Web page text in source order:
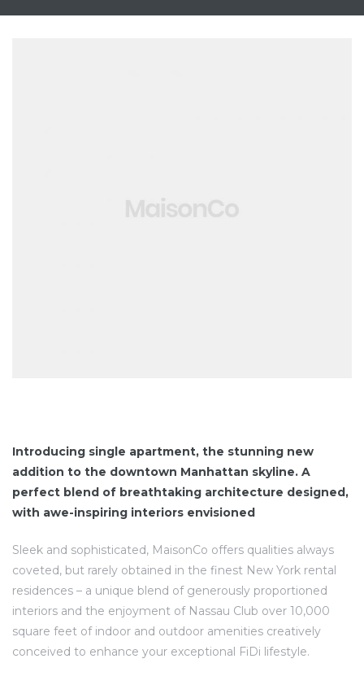
Introducing single apartment, the stunning new
addition to the downtown Manhattan skyline. A
perfect blend of breathtaking architecture designed,
with awe-inspiring interiors envisioned
Sleek and sophisticated, MaisonCo offers qualities always
coveted, but rarely obtained in the finest New York rental
residences – a unique blend of generously proportioned
interiors and the enjoyment of Nassau Club over 10,000
square feet of indoor and outdoor amenities creatively
conceived to enhance your exceptional FiDi lifestyle.